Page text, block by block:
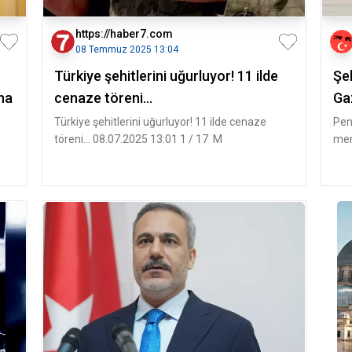
https://haber7.com
08 Temmuz 2025 13:04
Türkiye şehitlerini uğurluyor! 11 ilde
cenaze töreni...
Türkiye şehitlerini uğurluyor! 11 ilde cenaze
töreni... 08.07.2025 13:01 1 / 17 M